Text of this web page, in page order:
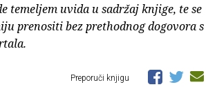
temeljem uvida u sadržaj knjige, te se
prenositi bez prethodnog dogovora s
Preporuči knjigu